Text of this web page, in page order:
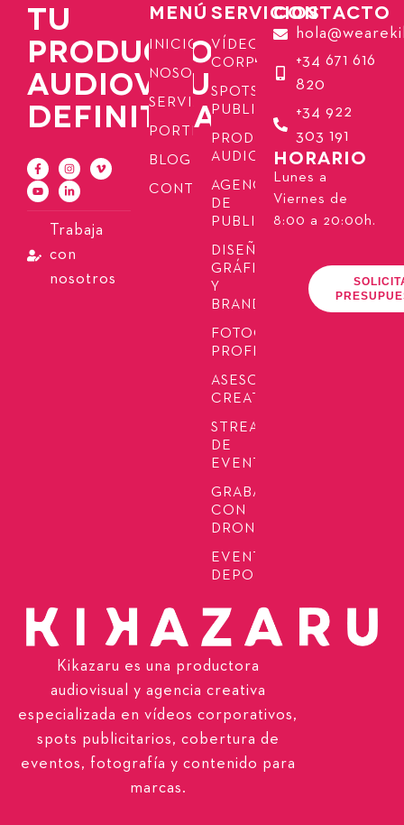
TU
PRODUCTORA
AUDIOVISUAL
DEFINITIVA
Trabaja
con
nosotros
MENÚ
INICIO
NOSOTROS
SERVICIOS
PORTFOLIO
BLOG
CONTACTO
SERVICIOS
VÍDEOS
CORPORATIVOS
SPOTS
PUBLICITARIOS
PRODUCCIÓN
AUDIOVISUAL
AGENCIA
DE
PUBLICIDAD
DISEÑO
GRÁFICO
Y
BRANDING
FOTOGRAFÍA
PROFESIONAL
ASESORÍA
CREATIVA
STREAMING
DE
EVENTOS
GRABACIÓN
CON
DRONES
EVENTOS
DEPORTIVOS
CONTACTO
+34 671 616
820
+34 922
303 191
HORARIO
Lunes a
Viernes de
8:00 a 20:00h.
Kikazaru es una productora
audiovisual y agencia creativa
especializada en vídeos corporativos,
spots publicitarios, cobertura de
eventos, fotografía y contenido para
marcas.